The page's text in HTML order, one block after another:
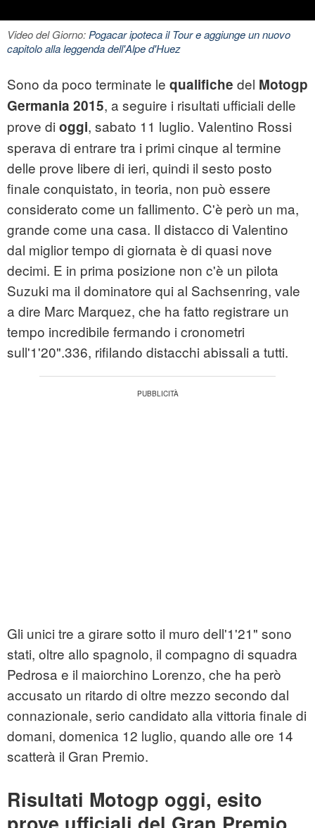
Video del Giorno:Pogacar ipoteca il Tour e aggiunge un nuovo
capitolo alla leggenda dell'Alpe d'Huez
Sono da poco terminate le qualifiche del Motogp
Germania 2015, a seguire i risultati ufficiali delle
prove di oggi, sabato 11 luglio. Valentino Rossi
sperava di entrare tra i primi cinque al termine
delle prove libere di ieri, quindi il sesto posto
finale conquistato, in teoria, non può essere
considerato come un fallimento. C'è però un ma,
grande come una casa. Il distacco di Valentino
dal miglior tempo di giornata è di quasi nove
decimi. E in prima posizione non c'è un pilota
Suzuki ma il dominatore qui al Sachsenring, vale
a dire Marc Marquez, che ha fatto registrare un
tempo incredibile fermando i cronometri
sull'1'20".336, rifilando distacchi abissali a tutti.
Gli unici tre a girare sotto il muro dell'1'21" sono
stati, oltre allo spagnolo, il compagno di squadra
Pedrosa e il maiorchino Lorenzo, che ha però
accusato un ritardo di oltre mezzo secondo dal
connazionale, serio candidato alla vittoria finale di
domani, domenica 12 luglio, quando alle ore 14
scatterà il Gran Premio.
Risultati Motogp oggi, esito